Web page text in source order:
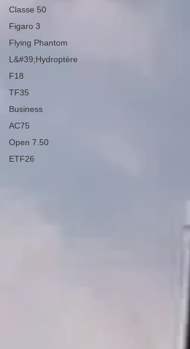
Classe 50
Figaro 3
Flying Phantom
L&#39;Hydroptère
F18
TF35
Business
AC75
Open 7.50
ETF26